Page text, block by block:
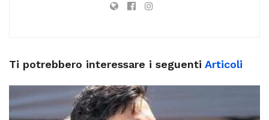
Ti potrebbero interessare i seguenti Articoli